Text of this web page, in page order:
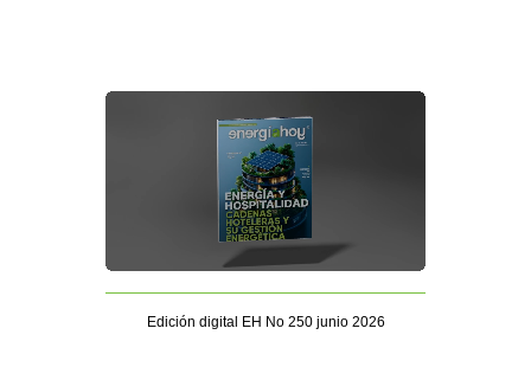
Edición digital EH No 250 junio 2026